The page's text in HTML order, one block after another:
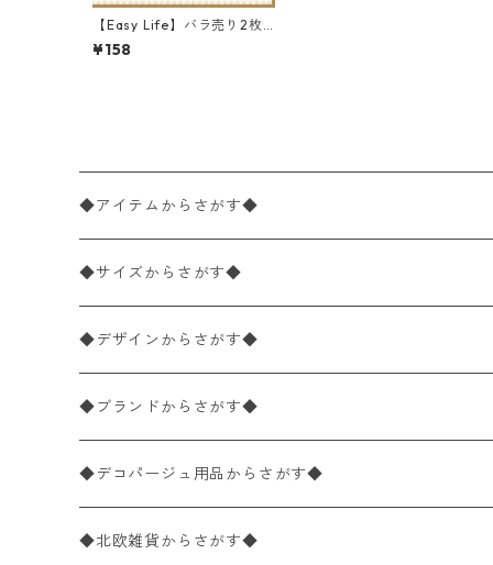
【Easy Life】バラ売り2枚
ランチサイズ ペーパーナプ
キン Autumn Symphony ホ
¥158
◆アイテムからさがす◆
ペーパーナプキン2枚バラ売り
ペーパーナプキン1枚バラ売り
ペーパーナプキン20枚入りパック
ペーパーナプキン10枚入りパック
ライスペーパー
◆サイズからさがす◆
33×33cm（ランチサイズ）
バラ売り
パック売り
25×25cm（カクテルサイズ）
バラ売り
パック売り
40×40cm（ディナーサイズ）
バラ売り
21×21cm（ポケットサイズ）
◆デザインからさがす◆
花柄
植物・グリーン柄
動物・鳥・昆虫・蝶柄
◆ブランドからさがす◆
ドイツ製 IHR/イア
ランチサイズ
ドイツ製 Ambiente/アンビエンテ
◆デコパージュ用品からさがす◆
デコパージュ液
◆北欧雑貨からさがす◆